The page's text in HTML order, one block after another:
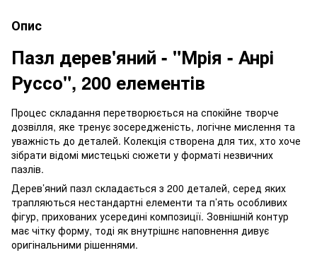
Опис
Пазл дерев'яний - "Мрія - Анрі
Руссо", 200 елементів
Процес складання перетворюється на спокійне творче
дозвілля, яке тренує зосередженість, логічне мислення та
уважність до деталей. Колекція створена для тих, хто хоче
зібрати відомі мистецькі сюжети у форматі незвичних
пазлів.
Дерев’яний пазл складається з 200 деталей, серед яких
трапляються нестандартні елементи та п’ять особливих
фігур, прихованих усередині композиції. Зовнішній контур
має чітку форму, тоді як внутрішнє наповнення дивує
оригінальними рішеннями.